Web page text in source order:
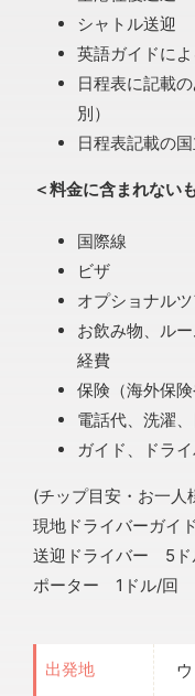
シャトル送迎
英語ガイドに
日程表に記載
別）
日程表記載の
＜料金に含まれない
国際線
ビザ
オプショナル
お飲み物、ル
経費
保険（海外保険
電話代、洗濯
ガイド、ドラ
(チップ目安・お一人
現地ドライバーガイ
送迎ドライバー 5ド
ポーター 1ドル/回
出発地